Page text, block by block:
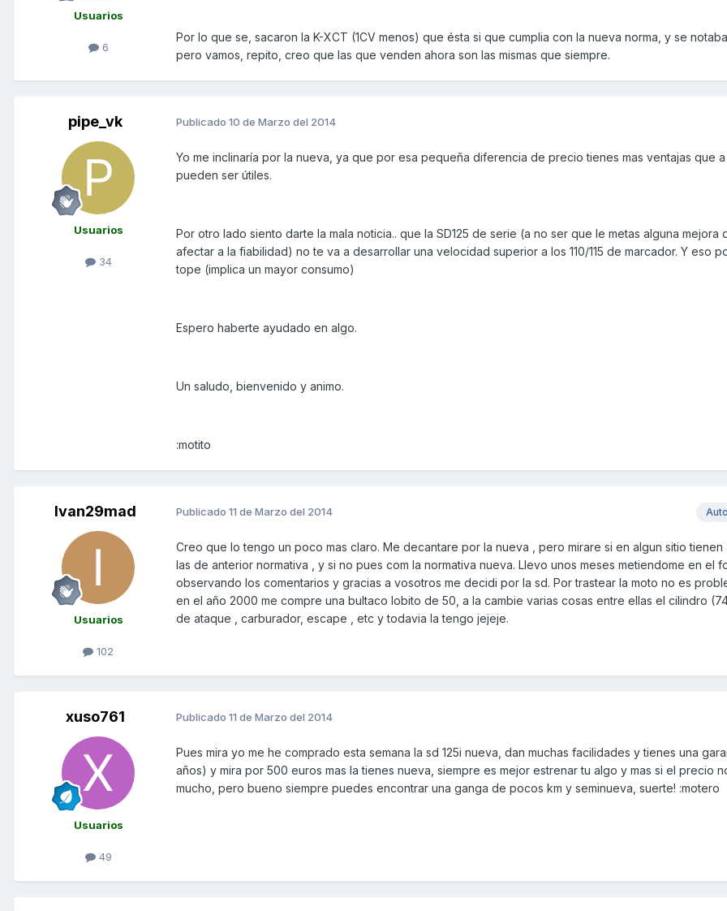
Usuarios
6
Por lo que se, sacaron la K-XCT (1CV menos) que ésta si que cumplia con la nueva norma, y se notaba
pero vamos, repito, creo que las que venden ahora son las mismas que siempre.
pipe_vk
Usuarios
34
Publicado 10 de Marzo del 2014
Yo me inclinaría por la nueva, ya que por esa pequeña diferencia de precio tienes mas ventajas que a
pueden ser útiles.
Por otro lado siento darte la mala noticia.. que la SD125 de serie (a no ser que le metas alguna mejora
afectar a la fiabilidad) no te va a desarrollar una velocidad superior a los 110/115 de marcador. Y eso
tope (implica un mayor consumo)
Espero haberte ayudado en algo.
Un saludo, bienvenido y animo.
:motito
Ivan29mad
Usuarios
102
Publicado 11 de Marzo del 2014
Creo que lo tengo un poco mas claro. Me decantare por la nueva , pero mirare si en algun sitio tienen
las de anterior normativa , y si no pues com la normativa nueva. Llevo unos meses metiendome en el
observando los comentarios y gracias a vosotros me decidi por la sd. Por trastear la moto no es
en el año 2000 me compre una bultaco lobito de 50, a la cambie varias cosas entre ellas el cilindro
de ataque , carburador, escape , etc y todavia la tengo jejeje.
xuso761
Usuarios
49
Publicado 11 de Marzo del 2014
Pues mira yo me he comprado esta semana la sd 125i nueva, dan muchas facilidades y tienes una
años) y mira por 500 euros mas la tienes nueva, siempre es mejor estrenar tu algo y mas si el precio
mucho, pero bueno siempre puedes encontrar una ganga de pocos km y seminueva, suerte! :motero